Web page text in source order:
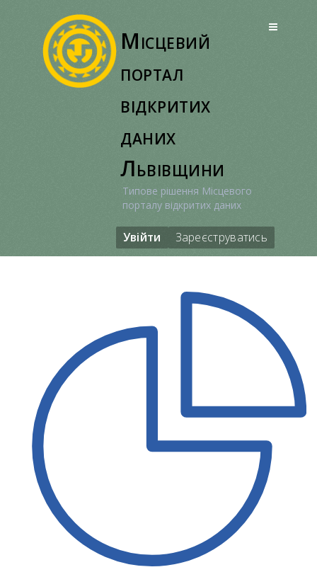
Місцевий
портал
відкритих
даних
Львівщини
Типове рішення Місцевого
порталу відкритих даних
Увійти Зареєструватись